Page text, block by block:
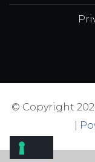
© Copyright